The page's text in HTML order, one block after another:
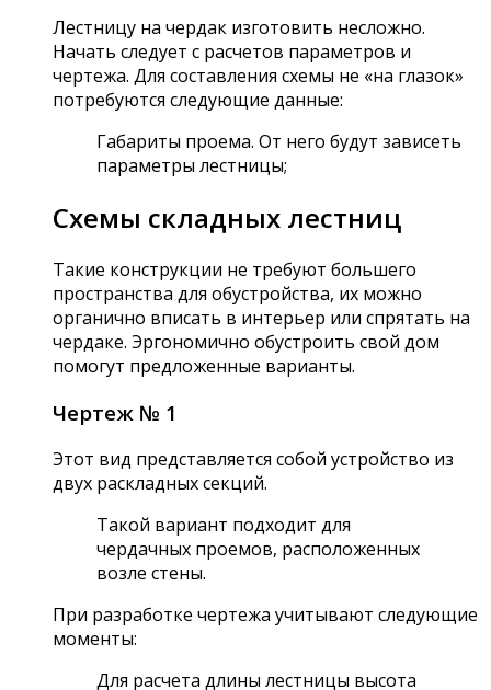
Лестницу на чердак изготовить несложно.
Начать следует с расчетов параметров и
чертежа. Для составления схемы не «на глазок»
потребуются следующие данные:
Габариты проема. От него будут зависеть
параметры лестницы;
Схемы складных лестниц
Такие конструкции не требуют большего
пространства для обустройства, их можно
органично вписать в интерьер или спрятать на
чердаке. Эргономично обустроить свой дом
помогут предложенные варианты.
Чертеж № 1
Этот вид представляется собой устройство из
двух раскладных секций.
Такой вариант подходит для
чердачных проемов, расположенных
возле стены.
При разработке чертежа учитывают следующие
моменты:
Для расчета длины лестницы высота